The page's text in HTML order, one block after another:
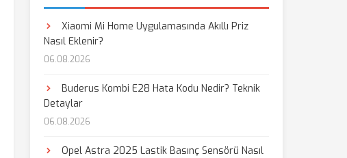
Xiaomi Mi Home Uygulamasında Akıllı Priz
Nasıl Eklenir?
06.08.2026
Buderus Kombi E28 Hata Kodu Nedir? Teknik
Detaylar
06.08.2026
Opel Astra 2025 Lastik Basınç Sensörü Nasıl